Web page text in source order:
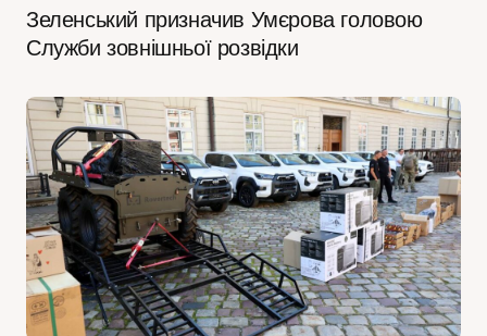
Зеленський призначив Умєрова головою
Служби зовнішньої розвідки